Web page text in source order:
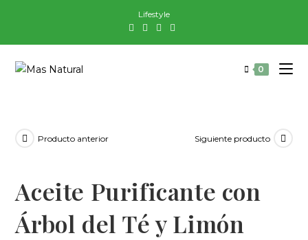
contenido
Lifestyle
0
Producto anterior Siguiente producto
Aceite Purificante con
Árbol del Té y Limón